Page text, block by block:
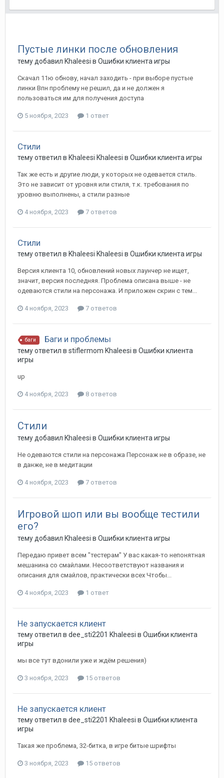
Пустые линки после обновления
тему добавил Khaleesi в Ошибки клиента игры
Скачал 11ю обнову, начал заходить - при выборе пустые
линки Впн проблему не решил, да и не должен я
пользоваться им для получения доступа
5 ноября, 2023 1 ответ
Стили
тему ответил в Khaleesi Khaleesi в Ошибки клиента игры
Так же есть и другие люди, у которых не одевается стиль.
Это не зависит от уровня или стиля, т.к. требования по
уровню выполнены, а стили разные
4 ноября, 2023 7 ответов
Стили
тему ответил в Khaleesi Khaleesi в Ошибки клиента игры
Версия клиента 10, обновлений новых лаунчер не ищет,
значит, версия последняя. Проблема описана выше - не
одеваются стили на персонажа. И приложен скрин с тем...
4 ноября, 2023 7 ответов
баги Баги и проблемы
тему ответил в stiflermom Khaleesi в Ошибки клиента
игры
up
4 ноября, 2023 8 ответов
Стили
тему добавил Khaleesi в Ошибки клиента игры
Не одеваются стили на персонажа Персонаж не в образе, не
в данже, не в медитации
4 ноября, 2023 7 ответов
Игровой шоп или вы вообще тестили
его?
тему добавил Khaleesi в Ошибки клиента игры
Передаю привет всем "тестерам" У вас какая-то непонятная
мешанина со смайлами. Несоответствуют названия и
описания для смайлов, практически всех Чтобы...
4 ноября, 2023 1 ответ
Не запускается клиент
тему ответил в dee_sti2201 Khaleesi в Ошибки клиента
игры
мы все тут вдонили уже и ждём решения)
3 ноября, 2023 15 ответов
Не запускается клиент
тему ответил в dee_sti2201 Khaleesi в Ошибки клиента
игры
Такая же проблема, 32-битка, в игре битые шрифты
3 ноября, 2023 15 ответов